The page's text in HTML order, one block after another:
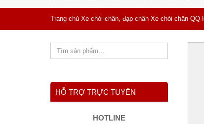
Trang chủ Xe chòi chân, đạp chân Xe chòi chân QQ
HỖ TRỢ TRỰC TUYẾN
HOTLINE